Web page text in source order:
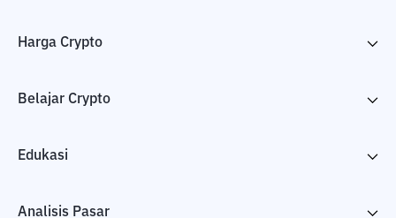
Harga Crypto
Belajar Crypto
Edukasi
Analisis Pasar